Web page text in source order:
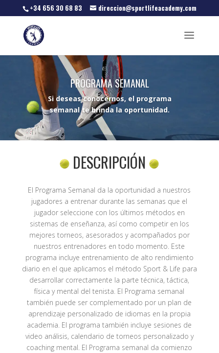
+34 656 30 68 83 direccion@sportlifeacademy.com
PROGRAMA SEMANAL
Si deseas conocernos, el programa
semanal te brinda la oportunidad.
DESCRIPCIÓN
El Programa Semanal da la oportunidad a nuestros
jugadores a entrenar durante las semanas que el
jugador seleccione con los últimos métodos en
sistemas de enseñanza, así como competir en los
mejores torneos, asesorados y acompañados por
nuestros entrenadores en todo momento. Este
programa incluye entrenamiento de alto rendimiento
diario en el que aplicamos el método Sport & Life para
desarrollar correctamente la parte técnica, táctica,
física y mental del tenista. El Programa semanal
también puede ser complementado por un plan de
aprendizaje personalizado de idiomas en la propia
academia. El programa también incluye sesiones de
video análisis, calendario de torneos personalizado y
coaching mental. El Programa semanal da comienzo